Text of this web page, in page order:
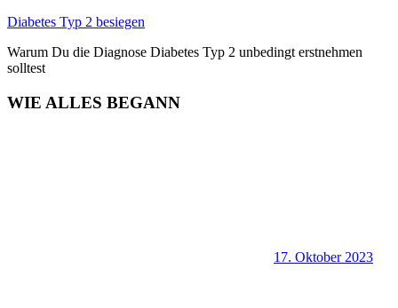
Zum
springen
Diabetes Typ 2 besiegen
Warum Du die Diagnose Diabetes Typ 2 unbedingt erstnehmen
solltest
WIE ALLES BEGANN
17. Oktober 2023